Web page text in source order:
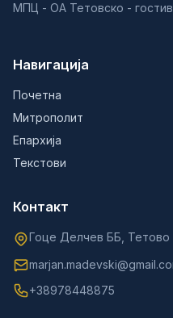
МПЦ - ОА Тетовско -
Навигација
Почетна
Митрополит
Епархија
Текстови
Контакт
Гоце Делчев ББ, Тетово
+38978448875